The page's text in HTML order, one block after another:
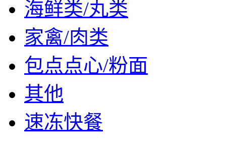
海鲜类/丸类
家禽/肉类
包点点心/粉面
其他
速冻快餐